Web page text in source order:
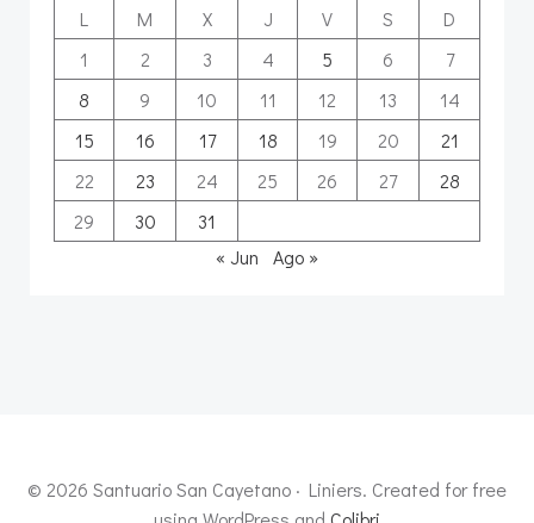
L
M X J V S
D
1
2 3 4 5 6
7
8
9 10 11 12 13
14
15
16 17 18 19 20
21
22
23 24 25 26 27
28
29
30
31
« Jun
Ago »
© 2026 Santuario San Cayetano · Liniers. Created for free